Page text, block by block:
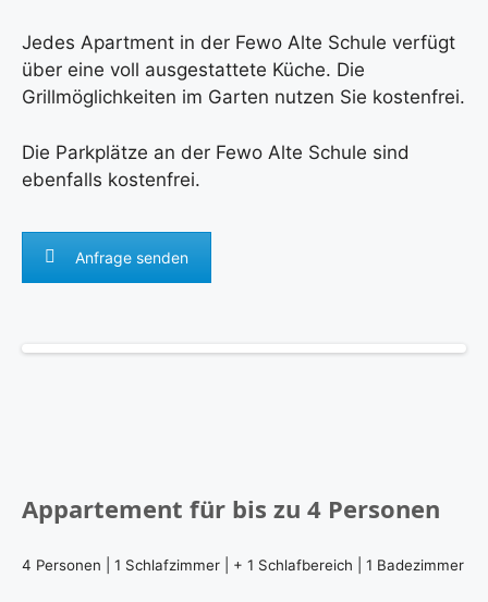
Jedes Apartment in der Fewo Alte Schule verfügt
über eine voll ausgestattete Küche. Die
Grillmöglichkeiten im Garten nutzen Sie kostenfrei.
Die Parkplätze an der Fewo Alte Schule sind
ebenfalls kostenfrei.
Anfrage senden
Appartement für bis zu 4 Personen
4 Personen | 1 Schlafzimmer | + 1 Schlafbereich | 1 Badezimmer